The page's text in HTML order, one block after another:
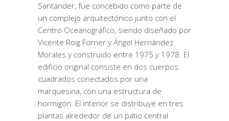
Santander, fue concebido como parte de
un complejo arquitectónico junto con el
Centro Oceanográfico, siendo diseñado por
Vicente Roig Forner y Ángel Hernández
Morales y construido entre 1975 y 1978. El
edificio original consiste en dos cuerpos
cuadrados conectados por una
marquesina, con una estructura de
hormigón. El interior se distribuye en tres
plantas alrededor de un patio central